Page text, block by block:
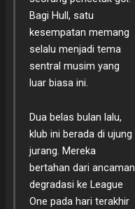
Bagi Hull, satu
kesempatan memang
selalu menjadi tema
sentral musim yang
luar biasa ini.
Dua belas bulan lalu,
klub ini berada di ujung
jurang. Mereka
bertahan dari ancaman
degradasi ke League
One pada hari terakhir